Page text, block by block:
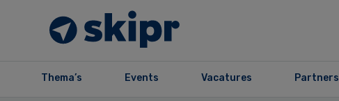
Thema’s Events Vacatures Partners